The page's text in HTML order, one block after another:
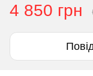
4 850 грн